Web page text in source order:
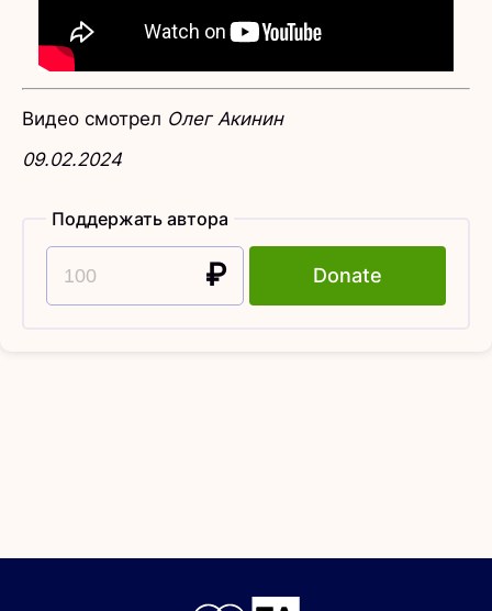
Видео смотрел Олег Акинин
09.02.2024
Поддержать автора
₽ Donate